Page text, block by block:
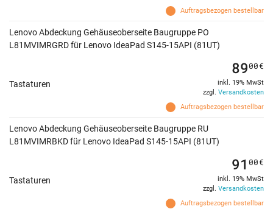
Auftragsbezogen bestellbar
Lenovo Abdeckung Gehäuseoberseite Baugruppe PO
L81MVIMRGRD für Lenovo IdeaPad S145-15API (81UT)
Tastaturen
Auftragsbezogen bestellbar
8900€
inkl. 19% MwSt
zzgl. Versandkosten
Lenovo Abdeckung Gehäuseoberseite Baugruppe RU
L81MVIMRBKD für Lenovo IdeaPad S145-15API (81UT)
Tastaturen
Auftragsbezogen bestellbar
91 00€
inkl. 19% MwSt
zzgl. Versandkosten